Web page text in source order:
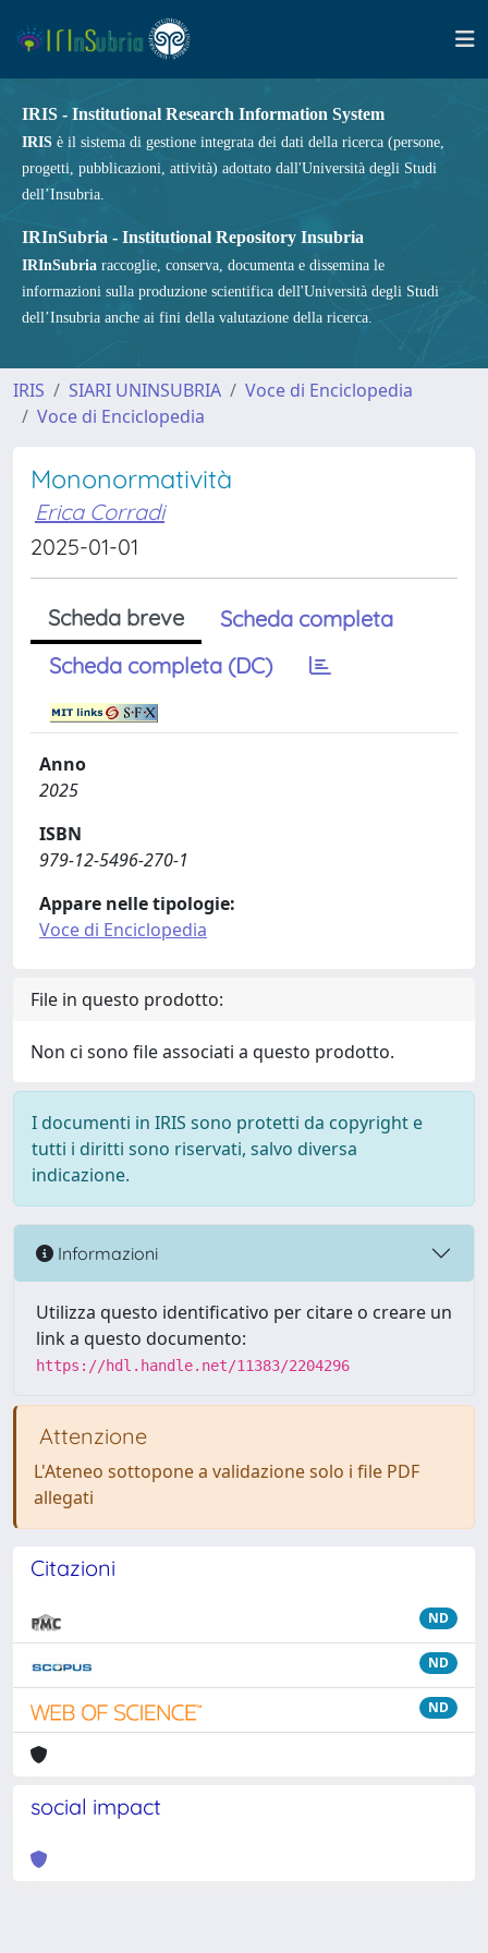
IRIS - Institutional Research Information System
IRIS è il sistema di gestione integrata dei dati della ricerca (persone,
progetti, pubblicazioni, attività) adottato dall'Università degli Studi
dell’Insubria.
IRInSubria - Institutional Repository Insubria
IRInSubria raccoglie, conserva, documenta e dissemina le
informazioni sulla produzione scientifica dell'Università degli Studi
dell’Insubria anche ai fini della valutazione della ricerca.
IRIS SIARI UNINSUBRIA
Voce di Enciclopedia
Voce di Enciclopedia
Mononormatività
Erica Corradi
2025-01-01
Scheda breve
Scheda completa
Scheda completa (DC)
Anno
2025
ISBN
979-12-5496-270-1
Appare nelle tipologie:
Voce di Enciclopedia
File in questo prodotto:
Non ci sono file associati a questo prodotto.
I documenti in IRIS sono protetti da copyright e
tutti i diritti sono riservati, salvo diversa
indicazione.
Informazioni
Utilizza questo identificativo per citare o creare un
link a questo documento:
https://hdl.handle.net/11383/2204296
Attenzione
L'Ateneo sottopone a validazione solo i file PDF
allegati
Citazioni
ND
ND
ND
social impact